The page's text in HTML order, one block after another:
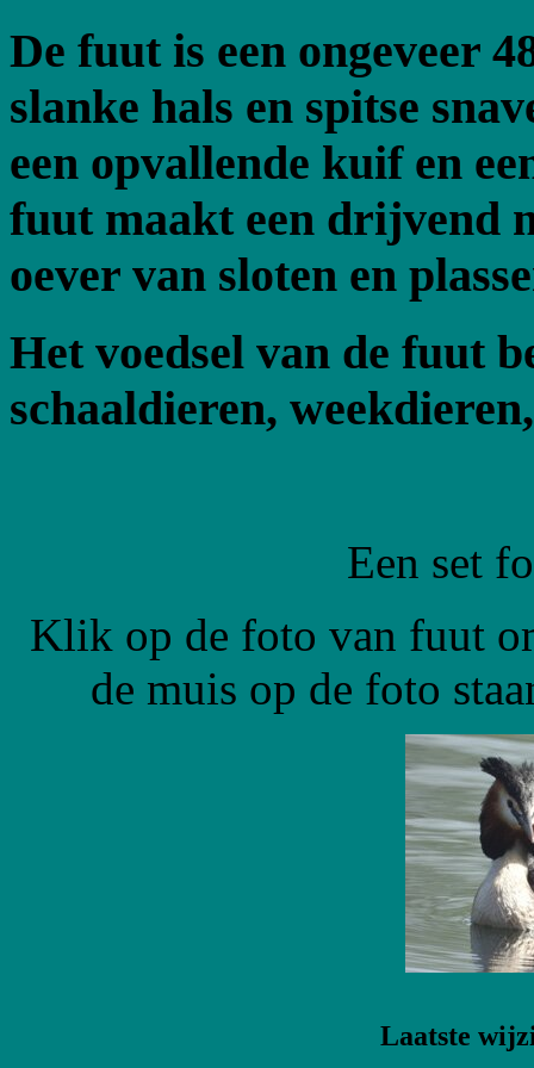
De fuut is een ongeveer
slanke hals en spitse
een opvallende kuif en
fuut maakt een drijvend
oever van sloten en
Het voedsel van de fuut
schaaldieren,
Een set
Klik op de foto van fuut
de muis op de foto
Laatste